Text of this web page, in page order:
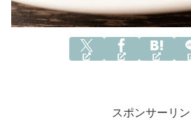
スポンサーリン